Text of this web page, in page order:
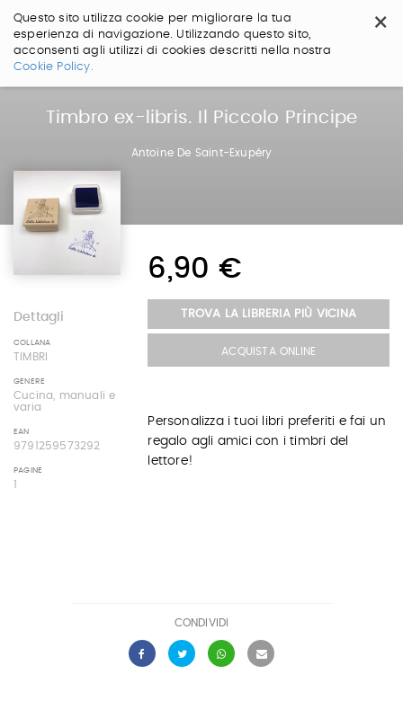
×
Questo sito utilizza cookie per migliorare la tua
esperienza di navigazione. Utilizzando questo sito,
acconsenti agli utilizzi di cookies descritti nella nostra
Cookie Policy.
Salta
Timbro ex-libris. Il Piccolo Principe
Antoine De Saint-Exupéry
Dettagli
COLLANA
TIMBRI
GENERE
Cucina, manuali e
varia
EAN
9791259573292
PAGINE
6,90 €
TROVA LA LIBRERIA PIÙ VICINA
ACQUISTA ONLINE
Personalizza i tuoi libri preferiti e fai un
regalo agli amici con i timbri del
lettore!
CONDIVIDI